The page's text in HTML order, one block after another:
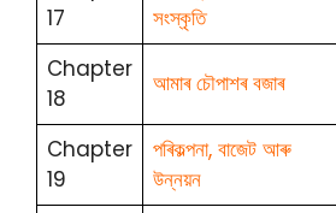
17
সংস্কৃতি
Chapter
18
আমাৰ চৌপাশৰ বজাৰ
Chapter
19
পৰিকল্পনা, বাজেট আৰু
উন্নয়ন